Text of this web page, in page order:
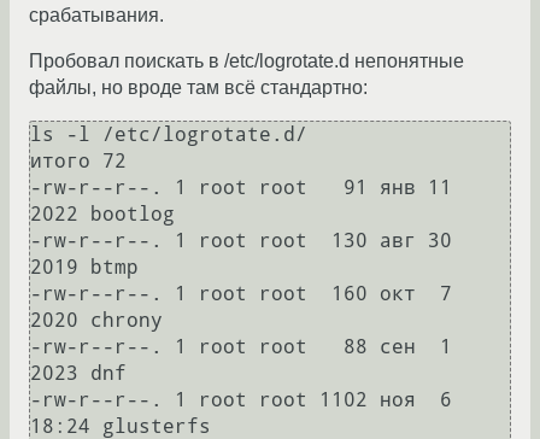
срабатывания.
Пробовал поискать в /etc/logrotate.d непонятные
файлы, но вроде там всё стандартно:
ls -l /etc/logrotate.d/
итого 72
-rw-r--r--. 1 root root   91 янв 11
2022 bootlog
-rw-r--r--. 1 root root  130 авг 30
2019 btmp
-rw-r--r--. 1 root root  160 окт  7
2020 chrony
-rw-r--r--. 1 root root   88 сен  1
2023 dnf
-rw-r--r--. 1 root root 1102 ноя  6
18:24 glusterfs